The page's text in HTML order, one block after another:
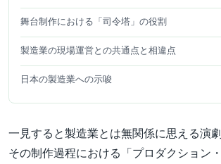
舞台制作における「司令塔」の役割
製造業の現場運営との共通点と相違点
日本の製造業への示唆
一見すると製造業とは無関係に思える演
その制作過程における「プロダクション